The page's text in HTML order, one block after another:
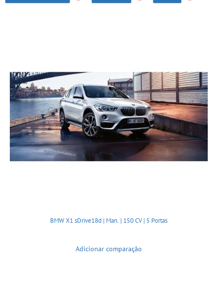
BMW X1 sDrive18d | Man. | 150 CV | 5 Portas
Adicionar comparação